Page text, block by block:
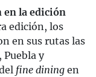
en la edición
edición, los
en sus rutas las
Puebla y
fine dining en